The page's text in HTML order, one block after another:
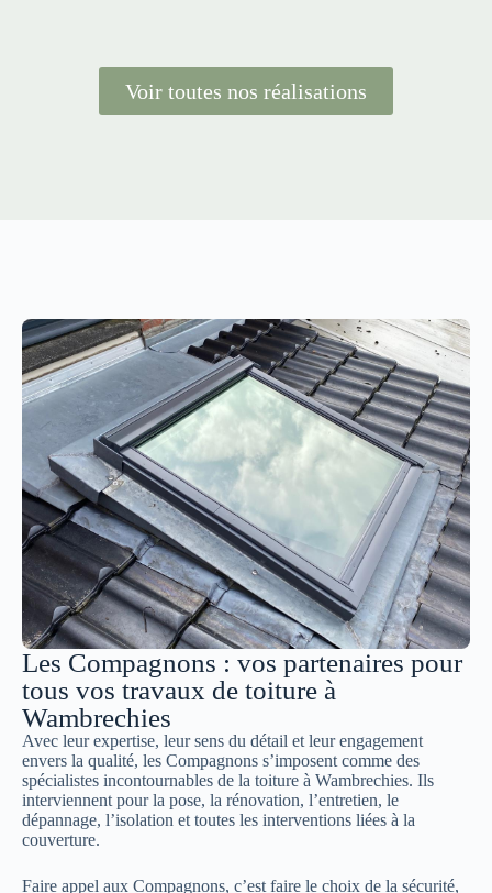
Voir toutes nos réalisations
Les Compagnons : vos partenaires pour
tous vos travaux de toiture à
Wambrechies
Avec leur expertise, leur sens du détail et leur engagement
envers la qualité, les Compagnons s’imposent comme des
spécialistes incontournables de la toiture à Wambrechies. Ils
interviennent pour la pose, la rénovation, l’entretien, le
dépannage, l’isolation et toutes les interventions liées à la
couverture.
Faire appel aux Compagnons, c’est faire le choix de la sécurité,